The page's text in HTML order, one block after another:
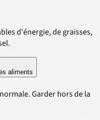
d'énergie, de graisses,
aliments
Garder hors de la